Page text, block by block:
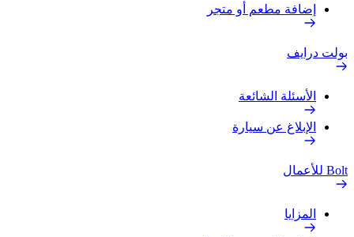
إضافة مطعم أو متجر
بولت درايف
الأسئلة الشائعة
الإبلاغ عن سيارة
Bolt للأعمال
المزايا